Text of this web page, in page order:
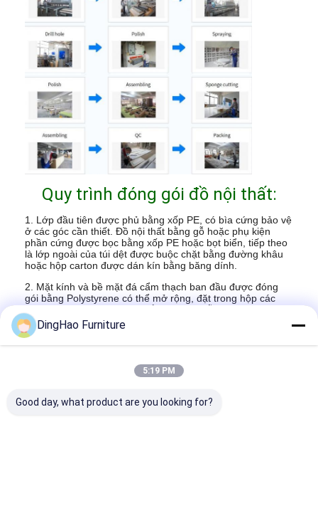
Quy trình đóng gói đồ nội thất:
1. Lớp đầu tiên được phủ bằng xốp PE, có bìa cứng bảo vệ
ở các góc cần thiết. Đồ nội thất bằng gỗ hoặc phụ kiện
phần cứng được bọc bằng xốp PE hoặc bọt biển, tiếp theo
là lớp ngoài của túi dệt được buộc chặt bằng đường khâu
hoặc hộp carton được dán kín bằng băng dính.
2. Mặt kính và bề mặt đá cẩm thạch ban đầu được đóng
gói bằng Polystyrene có thể mở rộng, đặt trong hộp các
Chúng tôi nồng nhiệt chào đón chuyến thăm
của bạn đến Công ty TNHH Nội thất Khách
sạn Quảng Châu Donghao (BUVMAMO).
Khám phá các lựa chọn vật liệu đa dạng của
thể của bạnnội thất khách sạnnhu cầu.
DingHao Furniture
5:19 PM
Good day, what product are you looking for?